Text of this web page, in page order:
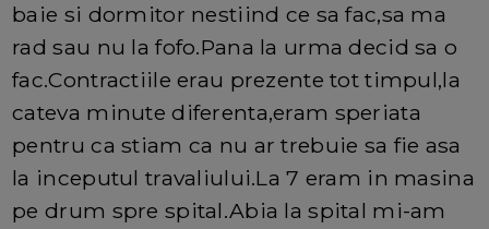
baie si dormitor nestiind ce sa fac,sa ma
rad sau nu la fofo.Pana la urma decid sa o
fac.Contractiile erau prezente tot timpul,la
cateva minute diferenta,eram speriata
pentru ca stiam ca nu ar trebuie sa fie asa
la inceputul travaliului.La 7 eram in masina
pe drum spre spital.Abia la spital mi-am